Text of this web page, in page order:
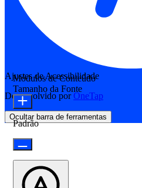
Ajustes de Acessibilidade
Desenvolvido por OneTap
Ocultar barra de ferramentas
Módulos de Conteúdo
Tamanho da Fonte
Padrão